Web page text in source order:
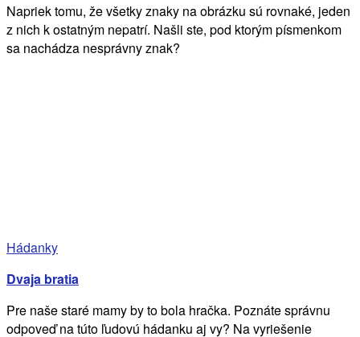
Napriek tomu, že všetky znaky na obrázku sú rovnaké, jeden
z nich k ostatným nepatrí. Našli ste, pod ktorým písmenkom
sa nachádza nesprávny znak?
Hádanky
Dvaja bratia
Pre naše staré mamy by to bola hračka. Poznáte správnu
odpoveď na túto ľudovú hádanku aj vy? Na vyriešenie